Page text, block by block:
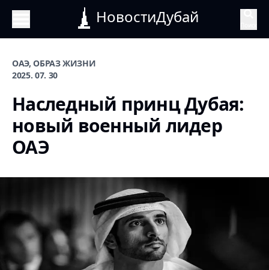
НовостиДубай
ОАЭ, ОБРАЗ ЖИЗНИ
2025. 07. 30
Наследный принц Дубая:
новый военный лидер
ОАЭ